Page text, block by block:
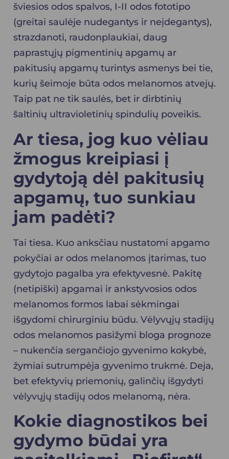
šviesios odos spalvos, I-II odos fototipo
(greitai saulėje nudegantys ir neįdegantys),
strazdanoti, raudonplaukiai, daug
paprastųjų pigmentinių apgamų ar
pakitusių apgamų turintys asmenys bei tie,
kurių šeimoje būta odos melanomos atvejų.
Taip pat ne tik saulės, bet ir dirbtinių
šaltinių ultravioletinių spindulių poveikis.
Ar tiesa, jog kuo vėliau
žmogus kreipiasi į
gydytoją dėl pakitusių
apgamų, tuo sunkiau
jam padėti?
Tai tiesa. Kuo anksčiau nustatomi apgamo
pokyčiai ar odos melanomos įtarimas, tuo
gydytojo pagalba yra efektyvesnė. Pakitę
(netipiški) apgamai ir ankstyvosios odos
melanomos formos labai sėkmingai
išgydomi chirurginiu būdu. Vėlyvųjų stadijų
odos melanomos pasižymi bloga prognoze
– nukenčia sergančiojo gyvenimo kokybė,
žymiai sutrumpėja gyvenimo trukmė. Deja,
bet efektyvių priemonių, galinčių išgydyti
vėlyvųjų stadijų odos melanomą, nėra.
Kokie diagnostikos bei
gydymo būdai yra